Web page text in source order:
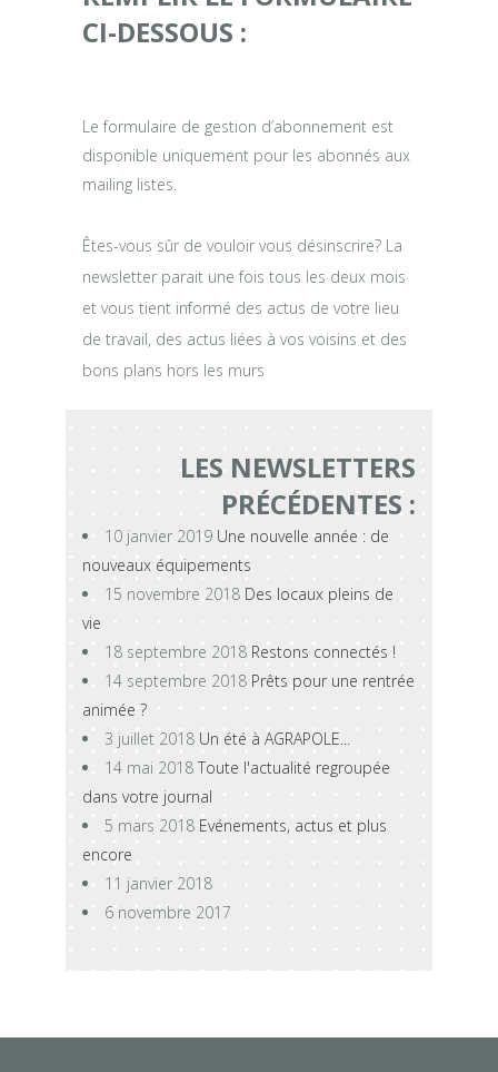
CI-DESSOUS :
Le formulaire de gestion d’abonnement est
disponible uniquement pour les abonnés aux
mailing listes.
Êtes-vous sûr de vouloir vous désinscrire? La
newsletter parait une fois tous les deux mois
et vous tient informé des actus de votre lieu
de travail, des actus liées à vos voisins et des
bons plans hors les murs
LES NEWSLETTERS
PRÉCÉDENTES :
10 janvier 2019 Une nouvelle année : de
nouveaux équipements
15 novembre 2018 Des locaux pleins de
vie
18 septembre 2018 Restons connectés !
14 septembre 2018 Prêts pour une rentrée
animée ?
3 juillet 2018 Un été à AGRAPOLE...
14 mai 2018 Toute l'actualité regroupée
dans votre journal
5 mars 2018 Evénements, actus et plus
encore
11 janvier 2018
6 novembre 2017